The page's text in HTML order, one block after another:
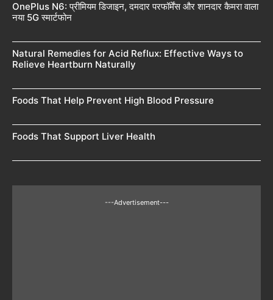
OnePlus N6: प्रीमियम डिजाइन, दमदार परफॉर्मेंस और शानदार कैमरा वाला
नया 5G स्मार्टफोन
Natural Remedies for Acid Reflux: Effective Ways to
Relieve Heartburn Naturally
Foods That Help Prevent High Blood Pressure
Foods That Support Liver Health
---Advertisement---